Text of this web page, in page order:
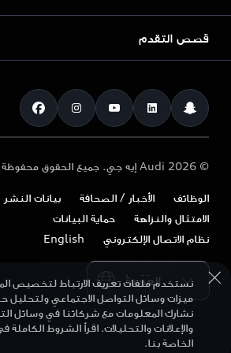
السيارات المستعملة
تأجير Audi
تسوّق الإكسسوارات
احجز تجربة قيادة
اعثر على وكيل
اتصل بنا
القطع والإكسسوارات
الفوائد والمجموعات
المساعدة على الطريق
استدعاء الوسائد الهوائية
التنقل الكهربائي
Audi exclusive
تنزيل الكتيب
Tree Nation
Audi Matcher
قارن الطرازات
قصص التقدم
نظرة عامة
التكنولوجيا
الاستدامة
أسلوب الحياة
Audi Sport
© 2026 Audi إيه جي. جميع الحقوق محفوظة
الوظائف الأخبار / الصحافة بيانات النشر
الامتثال والنزاهة
حماية البيانات
نظام الاتصال الإلكتروني
English
Please select country
نستخدم ملفات تعريف الارتباط لتخصيص
ميزات وسائل التواصل الاجتماعي ولتحليل
نشارك المعلومات مع شركائنا في وسائل
والإعلانات والتحليلات. اقرأ الشروط الكاملة
الخاصة بنا.